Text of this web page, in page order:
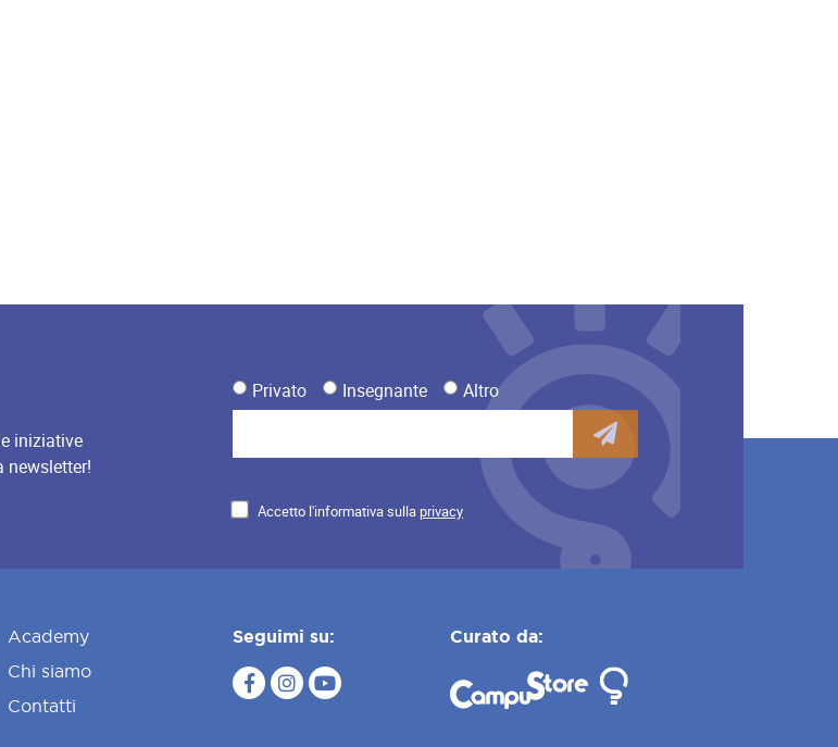
iniziative
Privato Insegnante Altro
Accetto l'informativa sulla privacy
Academy
Chi siamo
Contatti
Seguimi su: Curato da: